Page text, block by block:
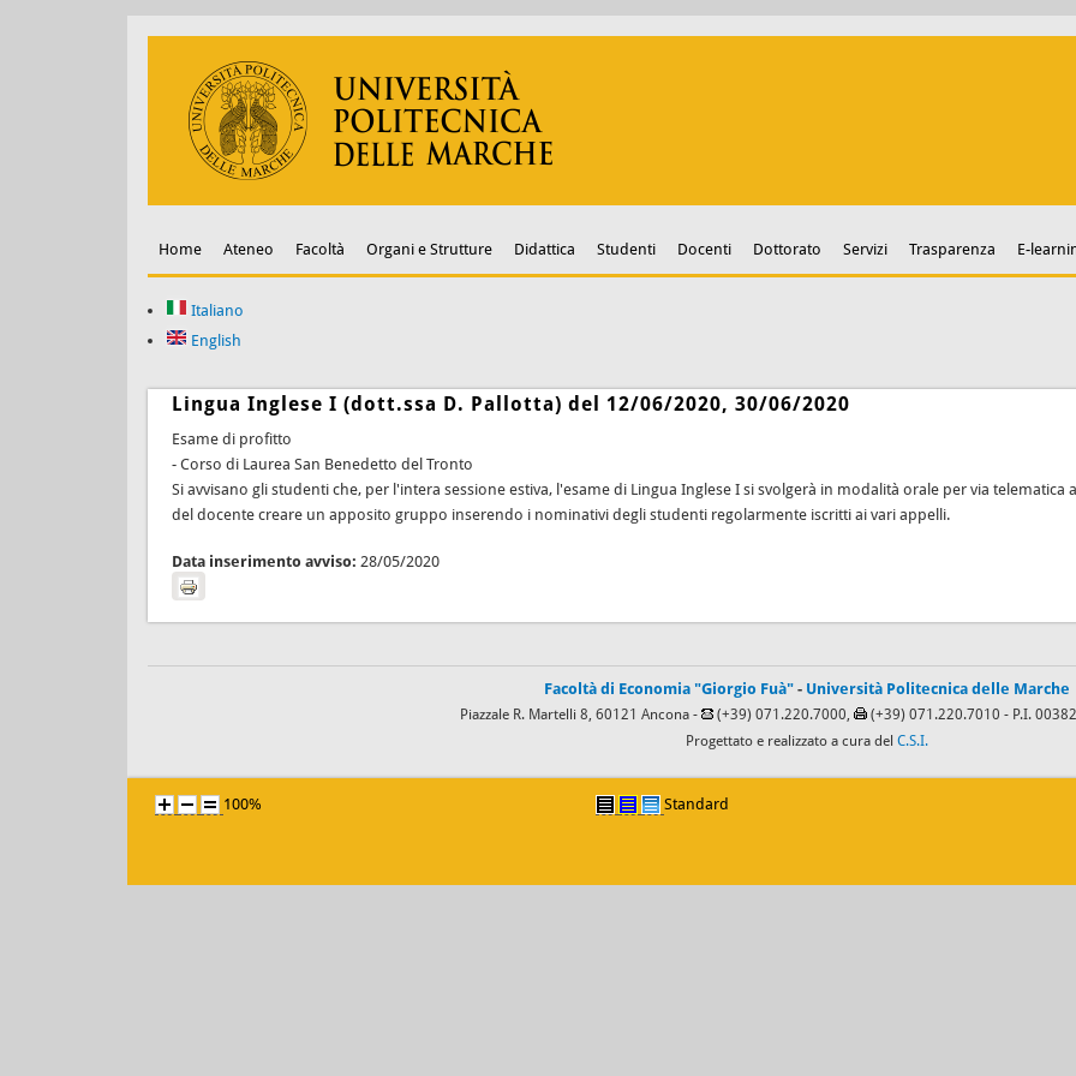
Home Ateneo Facoltà Organi e Strutture Didattica Studenti Docenti Dottorato Servizi Trasparenza E-
Italiano
English
Lingua Inglese I (dott.ssa D. Pallotta) del 12/06/2020, 30/06/2020
Esame di profitto
- Corso di Laurea San Benedetto del Tronto
Si avvisano gli studenti che, per l'intera sessione estiva, l'esame di Lingua Inglese I si svolgerà in modalità orale per via
del docente creare un apposito gruppo inserendo i nominativi degli studenti regolarmente iscritti ai vari appelli.
Data inserimento avviso: 28/05/2020
Facoltà di Economia "Giorgio Fuà" - Università Politecnica delle Marche
Piazzale R. Martelli 8, 60121 Ancona - (+39) 071.220.7000, (+39) 071.220.7010 - P.I.
Progettato e realizzato a cura del C.S.I.
100% Standard